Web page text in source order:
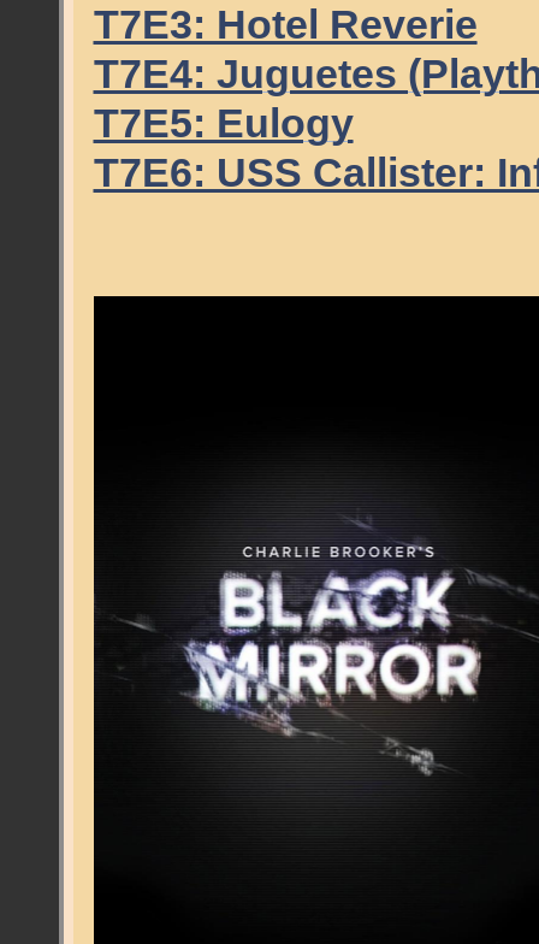
T7E3: Hotel Reverie
T7E4: Juguetes
T7E5: Eulogy
T7E6: USS Callister: